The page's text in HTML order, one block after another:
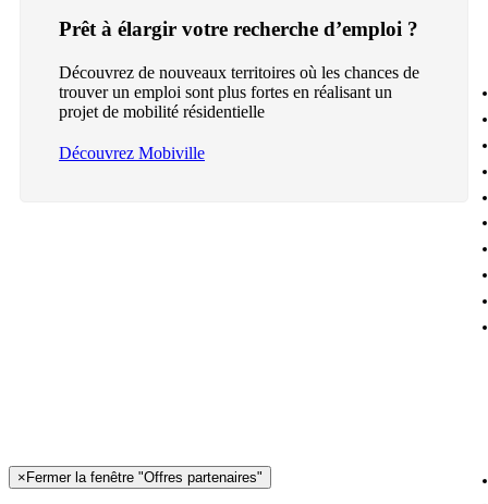
Prêt à élargir votre recherche d’emploi ?
Découvrez de nouveaux territoires où les chances de
trouver un emploi sont plus fortes en réalisant un
projet de mobilité résidentielle
Découvrez Mobiville
× Fermer la fenêtre "Offres partenaires"